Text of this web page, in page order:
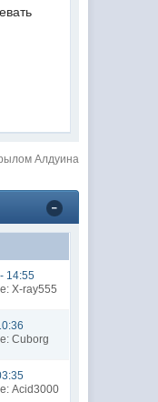
Алдуина
14:55
X-ray555
Cuborg
Acid3000